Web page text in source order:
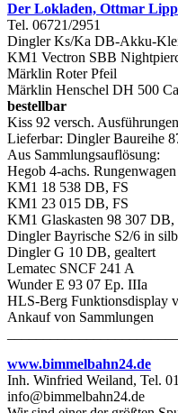
Der Lokladen, Ottmar
Tel. 06721/2951
Dingler Ks/Ka DB-Akku-
KM1 Vectron SBB
Märklin Roter Pfeil
Märklin Henschel DH 500
bestellbar
Kiss 92 versch. Ausführungen
Lieferbar: Dingler Baureihe
Aus Sammlungsauflösung:
Hegob 4-achs.
KM1 18 538 DB, FS
KM1 23 015 DB, FS
KM1 Glaskasten 98 307 DB,
Dingler Bayrische S2/6 in
Dingler G 10 DB, gealtert
Lematec SNCF 241 A
Wunder E 93 07 Ep. IIIa
HLS-Berg Funktionsdisplay
Ankauf von Sammlungen
www.bimmelbahn24.de
Inh. Winfried Weiland, Tel.
info@bimmelbahn24.de